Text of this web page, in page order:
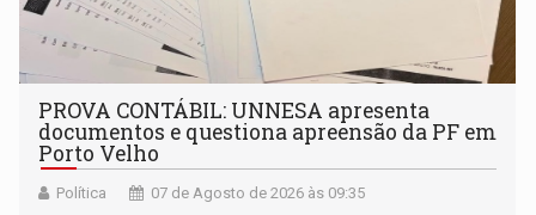
PROVA CONTÁBIL: UNNESA apresenta
documentos e questiona apreensão da PF em
Porto Velho
Política 07 de Agosto de 2026 às 09:35